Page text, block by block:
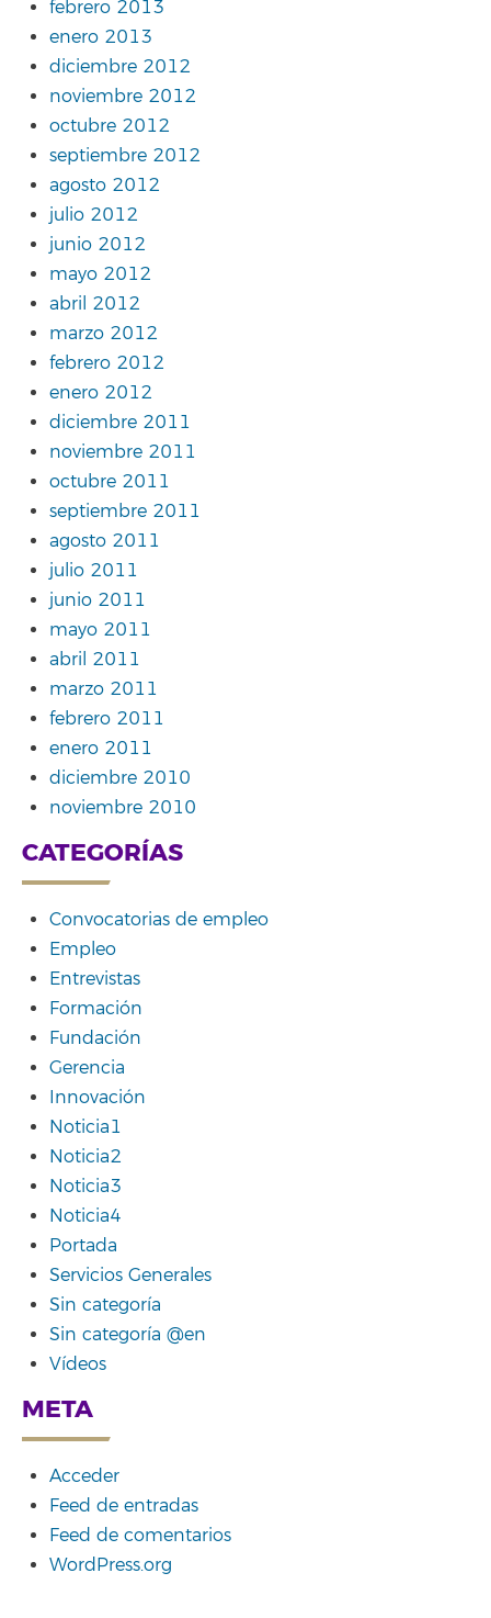
febrero 2013
enero 2013
diciembre 2012
noviembre 2012
octubre 2012
septiembre 2012
agosto 2012
julio 2012
junio 2012
mayo 2012
abril 2012
marzo 2012
febrero 2012
enero 2012
diciembre 2011
noviembre 2011
octubre 2011
septiembre 2011
agosto 2011
julio 2011
junio 2011
mayo 2011
abril 2011
marzo 2011
febrero 2011
enero 2011
diciembre 2010
noviembre 2010
CATEGORÍAS
Convocatorias de empleo
Empleo
Entrevistas
Formación
Fundación
Gerencia
Innovación
Noticia1
Noticia2
Noticia3
Noticia4
Portada
Servicios Generales
Sin categoría
Sin categoría @en
Vídeos
META
Acceder
Feed de entradas
Feed de comentarios
WordPress.org